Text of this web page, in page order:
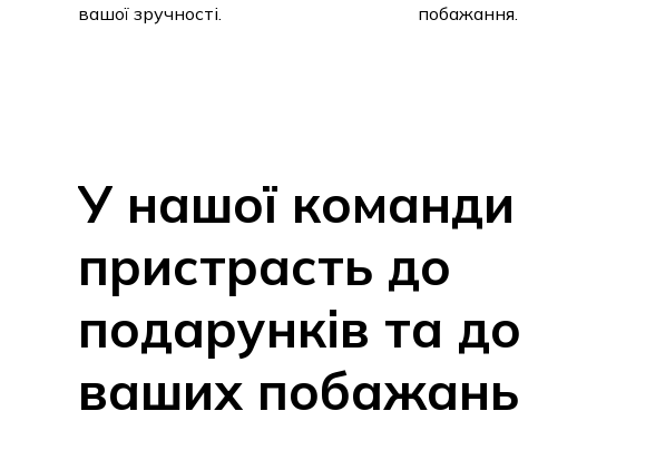
У нашої
пристрасть до
подарунків та
ваших побажань